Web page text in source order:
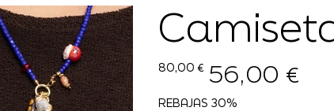
Precio
original
80,00 €
de
oferta
56,00 €
REBAJAS 30%